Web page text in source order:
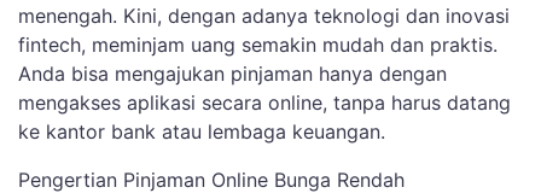
menengah. Kini, dengan adanya teknologi dan inovasi
fintech, meminjam uang semakin mudah dan praktis.
Anda bisa mengajukan pinjaman hanya dengan
mengakses aplikasi secara online, tanpa harus datang
ke kantor bank atau lembaga keuangan.
Pengertian Pinjaman Online Bunga Rendah